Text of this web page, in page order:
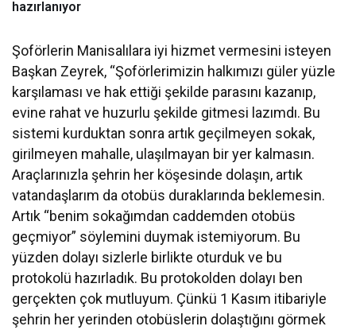
hazırlanıyor
Şoförlerin Manisalılara iyi hizmet vermesini isteyen
Başkan Zeyrek, “Şoförlerimizin halkımızı güler yüzle
karşılaması ve hak ettiği şekilde parasını kazanıp,
evine rahat ve huzurlu şekilde gitmesi lazımdı. Bu
sistemi kurduktan sonra artık geçilmeyen sokak,
girilmeyen mahalle, ulaşılmayan bir yer kalmasın.
Araçlarınızla şehrin her köşesinde dolaşın, artık
vatandaşlarım da otobüs duraklarında beklemesin.
Artık “benim sokağımdan caddemden otobüs
geçmiyor” söylemini duymak istemiyorum. Bu
yüzden dolayı sizlerle birlikte oturduk ve bu
protokolü hazırladık. Bu protokolden dolayı ben
gerçekten çok mutluyum. Çünkü 1 Kasım itibariyle
şehrin her yerinden otobüslerin dolaştığını görmek